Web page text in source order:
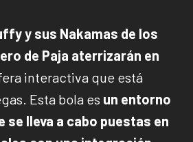
y sus Nakamas de los
de Paja aterrizarán en
interactiva que está
Esta bola es un entorno
se lleva a cabo puestas en